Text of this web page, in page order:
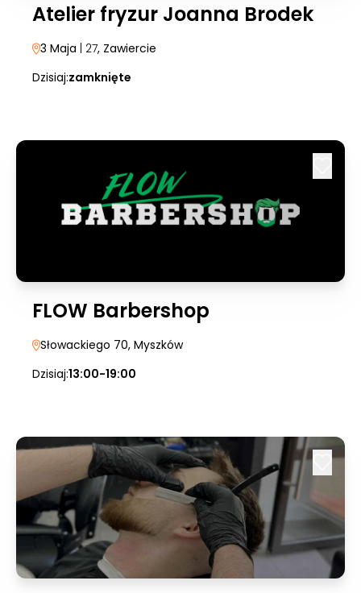
Atelier fryzur Joanna Brodek
3 Maja | 27, Zawiercie
Dzisiaj:zamknięte
FLOW Barbershop
Słowackiego 70, Myszków
Dzisiaj:13:00-19:00